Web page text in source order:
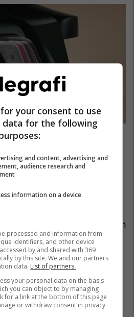
se afishet në këto do
me modelet e vitit
397,750 dollarë për
dollarë për Black
shumë dhe të blesh
your consent to use
data for the following
and content, advertising and
audience research and
information on a device
processed and information from
identifiers, and other device
by and shared with 369
by this site. We and our partners
data. List of partners.
your personal data on the basis
you can object to by managing
for a link at the bottom of this page
or withdraw consent in privacy